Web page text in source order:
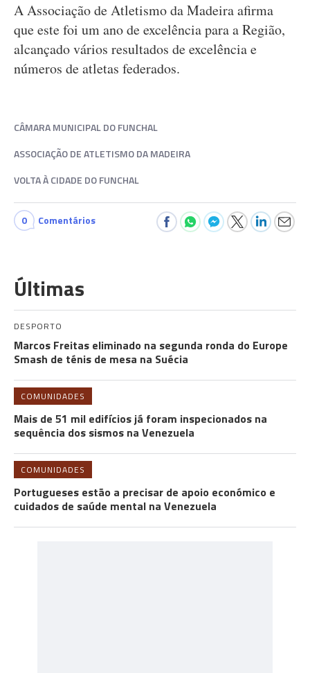
A Associação de Atletismo da Madeira afirma
que este foi um ano de excelência para a Região,
alcançado vários resultados de excelência e
números de atletas federados.
CÂMARA MUNICIPAL DO FUNCHAL
ASSOCIAÇÃO DE ATLETISMO DA MADEIRA
VOLTA À CIDADE DO FUNCHAL
0 Comentários
Últimas
DESPORTO
Marcos Freitas eliminado na segunda ronda do Europe
Smash de ténis de mesa na Suécia
COMUNIDADES
Mais de 51 mil edifícios já foram inspecionados na
sequência dos sismos na Venezuela
COMUNIDADES
Portugueses estão a precisar de apoio económico e
cuidados de saúde mental na Venezuela